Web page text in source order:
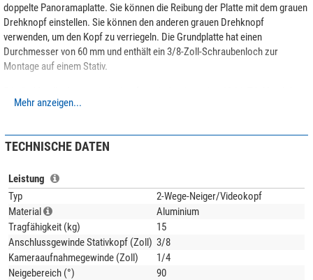
doppelte Panoramaplatte. Sie können die Reibung der Platte mit dem grauen
Drehknopf einstellen. Sie können den anderen grauen Drehknopf
verwenden, um den Kopf zu verriegeln. Die Grundplatte hat einen
Durchmesser von 60 mm und enthält ein 3/8-Zoll-Schraubenloch zur
Montage auf einem Stativ.
Legierungmit Magnesium und Silizium als Legierungsbestandteile. Dieses
Zähigkeit aus. Die Streckgrenze ist vergleichbar mit Baustahl. Alle Teile
werden auf modernstenCNC-Maschinen
keine Kompromisse!
Mehr anzeigen...
TECHNISCHE DATEN
Leistung
Typ
2-Wege-Neiger/Videokopf
Material
Aluminium
Tragfähigkeit (kg)
15
Anschlussgewinde Stativkopf (Zoll) 3/8
Kameraaufnahmegewinde (Zoll)
1/4
Neigebereich (°)
90